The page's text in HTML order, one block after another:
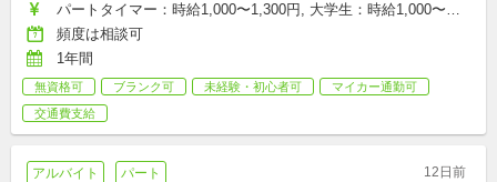
パートタイマー：時給1,000〜1,300円, 大学生：時給1,000〜
1,100円, 契約社員(正社員登用あり)：月給180,000〜300,000円,
店舗トップ：月給300,000〜400,000円
頻度は相談可
1年間
無資格可 ブランク可 未経験・初心者可
マイカー通勤可
交通費支給
アルバイト パート 12日前